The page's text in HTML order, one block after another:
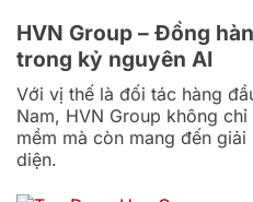
HVN Group – Đồng
trong kỷ nguyên AI
Với vị thế là đối tác hàng
Nam, HVN Group không
mềm mà còn mang đến
diện.